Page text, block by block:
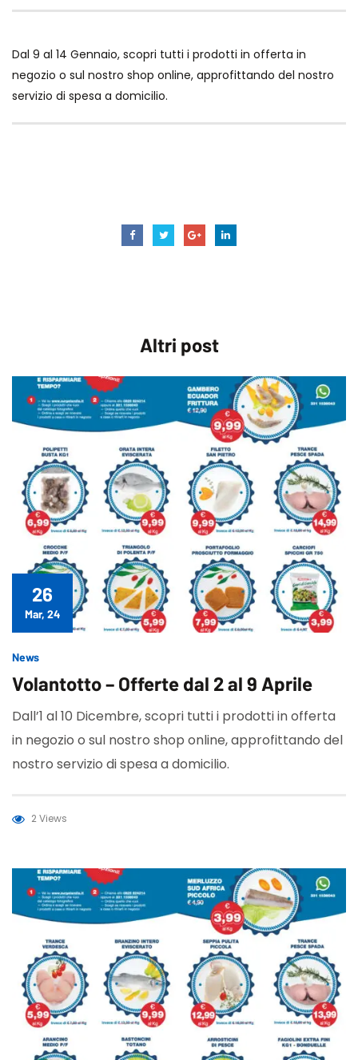
Dal 9 al 14 Gennaio, scopri tutti i prodotti in offerta in
negozio o sul nostro shop online, approfittando del nostro
servizio di spesa a domicilio.
Altri post
26
Mar, 24
News
Volantotto – Offerte dal 2 al 9 Aprile
Dall’1 al 10 Dicembre, scopri tutti i prodotti in offerta
in negozio o sul nostro shop online, approfittando del
nostro servizio di spesa a domicilio.
2 Views